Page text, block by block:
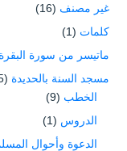
غير مصنف (16)
كلمات (1)
ماتيسر من سورة
مسجد السنة بالحديدة (45)
الخطب (9)
الدروس (1)
الدعوة وأحوال